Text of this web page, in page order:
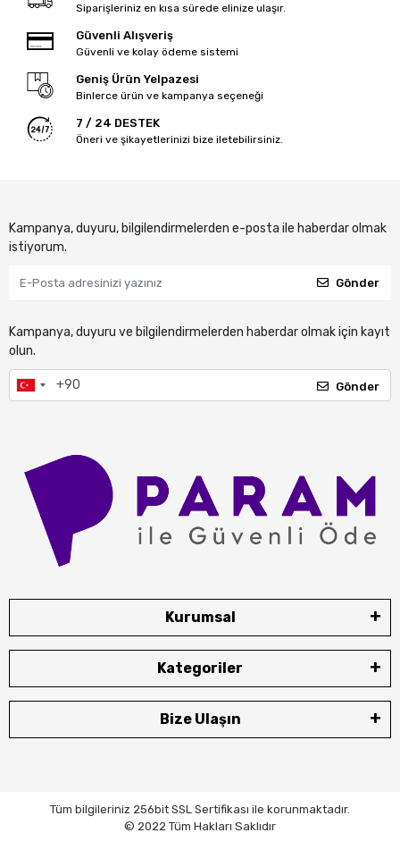
Siparişleriniz en kısa sürede elinize ulaşır.
Güvenli Alışveriş
Güvenli ve kolay ödeme sistemi
Geniş Ürün Yelpazesi
Binlerce ürün ve kampanya seçeneği
7 / 24 DESTEK
Öneri ve şikayetlerinizi bize iletebilirsiniz.
Kampanya, duyuru, bilgilendirmelerden e-posta ile haberdar olmak
istiyorum.
Gönder
Kampanya, duyuru ve bilgilendirmelerden haberdar olmak için kayıt
olun.
Gönder
Kurumsal
Kategoriler
Bize Ulaşın
Tüm bilgileriniz 256bit SSL Sertifikası ile korunmaktadır.
© 2022 Tüm Hakları Saklıdır